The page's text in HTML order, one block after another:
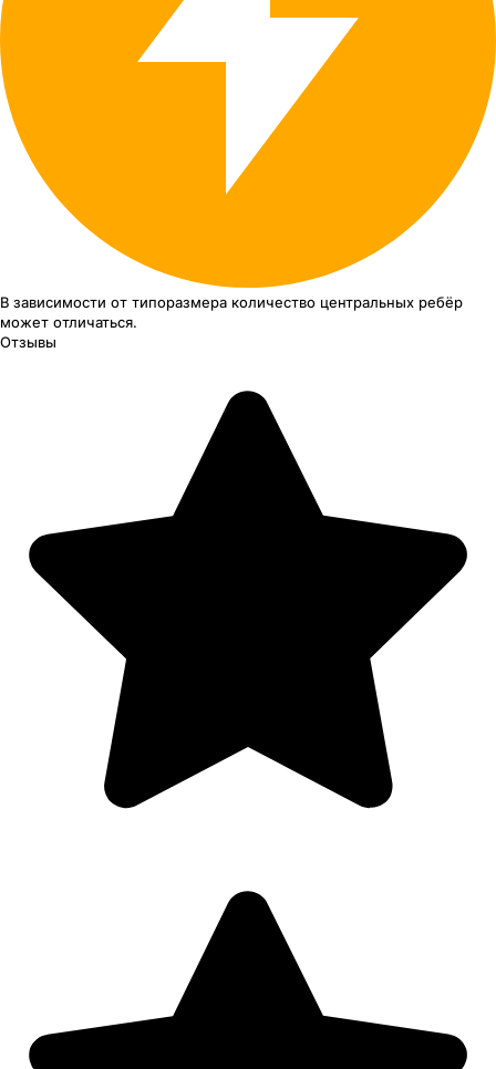
В зависимости от типоразмера количество центральных ребёр
может отличаться.
Отзывы